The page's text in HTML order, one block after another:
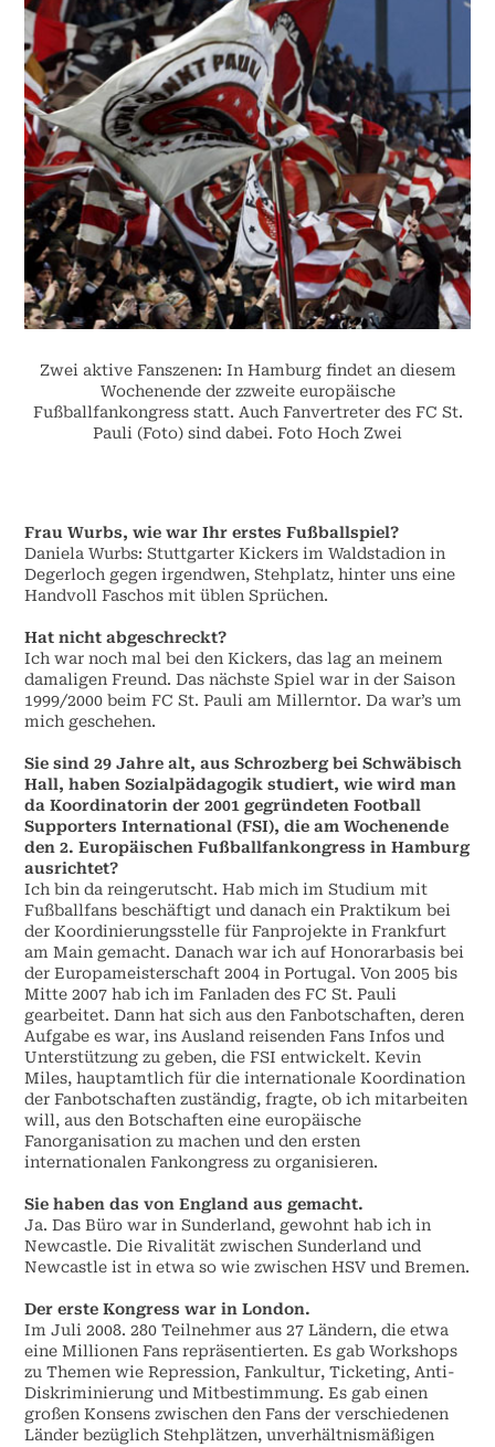
Zwei aktive Fanszenen: In Hamburg findet an diesem
Wochenende der zzweite europäische
Fußballfankongress statt. Auch Fanvertreter des FC St.
Pauli (Foto) sind dabei. Foto Hoch Zwei
Frau Wurbs, wie war Ihr erstes Fußballspiel?
Daniela Wurbs: Stuttgarter Kickers im Waldstadion in
Degerloch gegen irgendwen, Stehplatz, hinter uns eine
Handvoll Faschos mit üblen Sprüchen.
Hat nicht abgeschreckt?
Ich war noch mal bei den Kickers, das lag an meinem
damaligen Freund. Das nächste Spiel war in der Saison
1999/2000 beim FC St. Pauli am Millerntor. Da war’s um
mich geschehen.
Sie sind 29 Jahre alt, aus Schrozberg bei Schwäbisch
Hall, haben Sozialpädagogik studiert, wie wird man
da Koordinatorin der 2001 gegründeten Football
Supporters International (FSI), die am Wochenende
den 2. Europäischen Fußballfankongress in Hamburg
ausrichtet?
Ich bin da reingerutscht. Hab mich im Studium mit
Fußballfans beschäftigt und danach ein Praktikum bei
der Koordinierungsstelle für Fanprojekte in Frankfurt
am Main gemacht. Danach war ich auf Honorarbasis bei
der Europameisterschaft 2004 in Portugal. Von 2005 bis
Mitte 2007 hab ich im Fanladen des FC St. Pauli
gearbeitet. Dann hat sich aus den Fanbotschaften, deren
Aufgabe es war, ins Ausland reisenden Fans Infos und
Unterstützung zu geben, die FSI entwickelt. Kevin
Miles, hauptamtlich für die internationale Koordination
der Fanbotschaften zuständig, fragte, ob ich mitarbeiten
will, aus den Botschaften eine europäische
Fanorganisation zu machen und den ersten
internationalen Fankongress zu organisieren.
Sie haben das von England aus gemacht.
Ja. Das Büro war in Sunderland, gewohnt hab ich in
Newcastle. Die Rivalität zwischen Sunderland und
Newcastle ist in etwa so wie zwischen HSV und Bremen.
Der erste Kongress war in London.
Im Juli 2008. 280 Teilnehmer aus 27 Ländern, die etwa
eine Millionen Fans repräsentierten. Es gab Workshops
zu Themen wie Repression, Fankultur, Ticketing, Anti-
Diskriminierung und Mitbestimmung. Es gab einen
großen Konsens zwischen den Fans der verschiedenen
Länder bezüglich Stehplätzen, unverhältnismäßigen